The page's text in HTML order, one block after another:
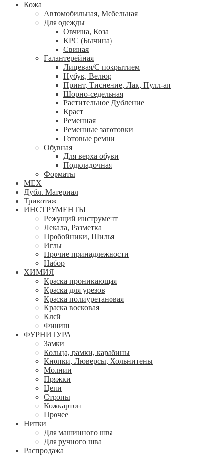
Кожа
Автомобильная, Мебельная
Для одежды
Овчина, Коза
КРС (Бычина)
Свиная
Галантерейная
Лицевая/С покрытием
Нубук, Велюр
Принт, Тиснение, Лак, Пулл-ап
Шорно-седельная
Растительное Дубление
Краст
Ременная
Ременные заготовки
Готовые ремни
Обувная
Для верха обуви
Подкладочная
Форматы
МЕХ
Дубл. Материал
Трикотаж
ИНСТРУМЕНТЫ
Режущий инструмент
Лекала, Разметка
Пробойники, Шилья
Иглы
Прочие принадлежности
Набор
ХИМИЯ
Краска проникающая
Краска для урезов
Краска полиуретановая
Краска восковая
Клей
Финиш
ФУРНИТУРА
Замки
Кольца, рамки, карабины
Кнопки, Люверсы, Хольнитены
Молнии
Пряжки
Цепи
Стропы
Кожкартон
Прочее
Нитки
Для машинного шва
Для ручного шва
Распродажа